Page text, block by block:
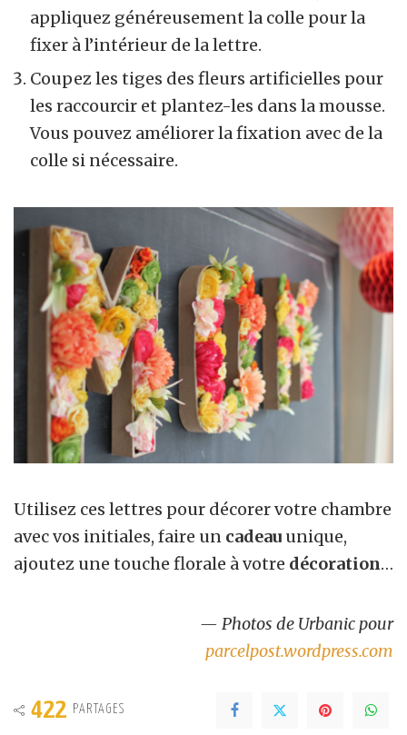
appliquez généreusement la colle pour la
fixer à l’intérieur de la lettre.
Coupez les tiges des fleurs artificielles pour
les raccourcir et plantez-les dans la mousse.
Vous pouvez améliorer la fixation avec de la
colle si nécessaire.
Utilisez ces lettres pour décorer votre chambre
avec vos initiales, faire un cadeau unique,
ajoutez une touche florale à votre décoration…
— Photos de Urbanic pour
parcelpost.wordpress.com
422 PARTAGES